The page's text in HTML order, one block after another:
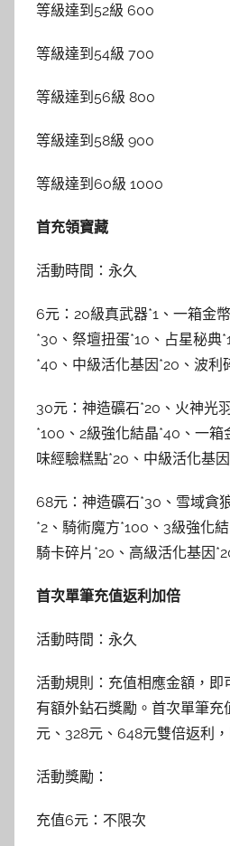
等級達到52級 600
等級達到54級 700
等級達到56級 800
等級達到58級 900
等級達到60級 1000
首充領寶藏
活動時間：永久
6元：20級真武器*1、一箱金
*30、祭壇扭蛋*10、占星秘典
*40、中級活化基因*20、波利
30元：神造礦石*20、火神光
*100、2級強化結晶*40、一箱
味經驗糕點*20、中級活化基因
68元：神造礦石*30、雪域貪
*2、騎術魔方*100、3級強化
騎卡碎片*20、高級活化基因
首次單筆充值返利加倍
活動時間：永久
活動規則：充值相應金額，即
有額外鉆石獎勵。首次單筆
元、328元、648元雙倍返利，
活動獎勵：
充值6元：不限次